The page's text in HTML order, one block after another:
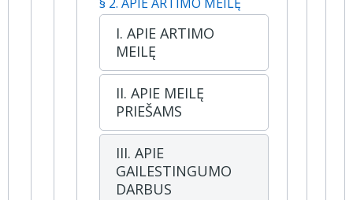
I. APIE ARTIMO
MEILĘ
II. APIE MEILĘ
PRIEŠAMS
III. APIE
GAILESTINGUMO
DARBUS